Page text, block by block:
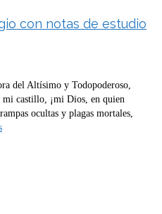
con notas de estudio
del Altísimo y Todopoderoso,
castillo, ¡mi Dios, en quien
ocultas y plagas mortales,